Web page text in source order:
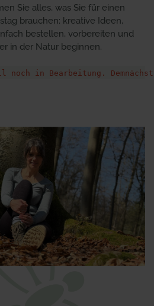
Sie alles, was Sie für einen
brauchen: kreative Ideen,
bestellen, vorbereiten und
in der Natur beginnen.
noch in Bearbeitung.